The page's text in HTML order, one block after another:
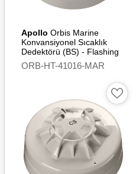
Apollo Orbis Marine
Konvansiyonel Sıcaklık
Dedektörü (BS) - Flashing
Led
ORB-HT-41016-MAR